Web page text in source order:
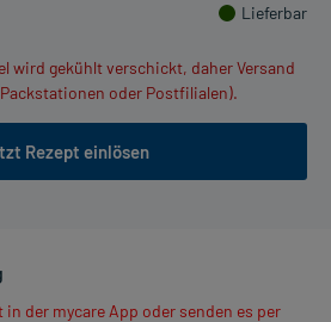
Lieferbar
wird gekühlt verschickt, daher Versand
oder Postfilialen).
Rezept einlösen
in der mycare App oder senden es per